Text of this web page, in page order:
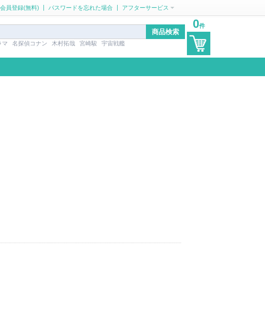
会員登録(無料) パスワードを忘れた場合 アフターサービス
マ 名探偵コナン 木村拓哉 宮崎駿 宇宙戦艦
0件